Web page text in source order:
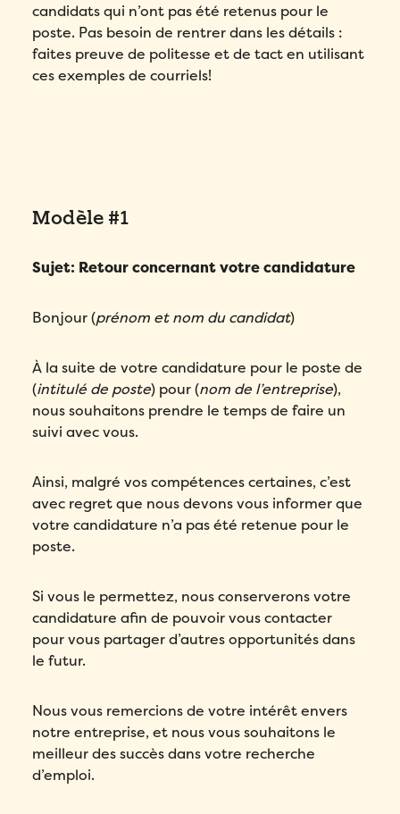
candidats qui n’ont pas été retenus pour le
poste. Pas besoin de rentrer dans les détails :
faites preuve de politesse et de tact en utilisant
ces exemples de courriels!
Modèle #1
Sujet: Retour concernant votre candidature
Bonjour (prénom et nom du candidat)
À la suite de votre candidature pour le poste de
(intitulé de poste) pour (nom de l’entreprise),
nous souhaitons prendre le temps de faire un
suivi avec vous.
Ainsi, malgré vos compétences certaines, c’est
avec regret que nous devons vous informer que
votre candidature n’a pas été retenue pour le
poste.
Si vous le permettez, nous conserverons votre
candidature afin de pouvoir vous contacter
pour vous partager d’autres opportunités dans
le futur.
Nous vous remercions de votre intérêt envers
notre entreprise, et nous vous souhaitons le
meilleur des succès dans votre recherche
d’emploi.